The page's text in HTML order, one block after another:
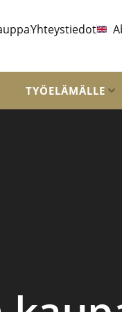
Yhteystiedot
TYÖELÄMÄLLE